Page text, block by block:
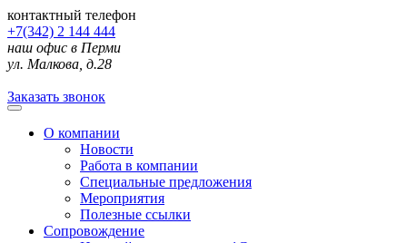
контактный телефон
+7(342) 2 144 444
наш офис в Перми
ул. Малкова, д.28
Заказать звонок
О компании
Новости
Работа в компании
Специальные предложения
Мероприятия
Полезные ссылки
Сопровождение